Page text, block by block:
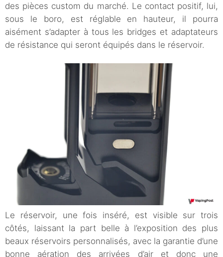
des pièces custom du marché. Le contact positif, lui,
sous le boro, est réglable en hauteur, il pourra
aisément s’adapter à tous les bridges et adaptateurs
de résistance qui seront équipés dans le réservoir.
Le réservoir, une fois inséré, est visible sur trois
côtés, laissant la part belle à l’exposition des plus
beaux réservoirs personnalisés, avec la garantie d’une
bonne aération des arrivées d’air et donc une